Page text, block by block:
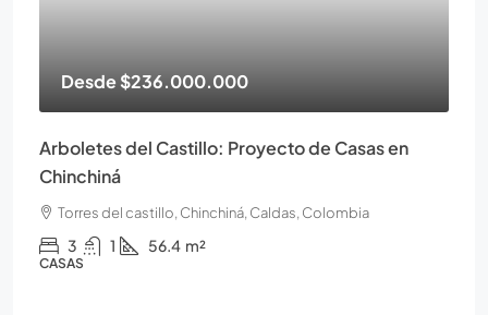
Desde$236.000.000
Arboletes del Castillo: Proyecto de Casas en
Chinchiná
Torres del castillo, Chinchiná, Caldas, Colombia
3 1 56.4 m²
CASAS